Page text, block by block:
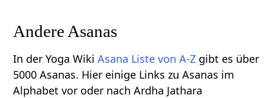
Andere Asanas
In der Yoga WikiAsana Liste von A-Z gibt es über
5000 Asanas. Hier einige Links zu Asanas im
Alphabet vor oder nach Ardha Jathara